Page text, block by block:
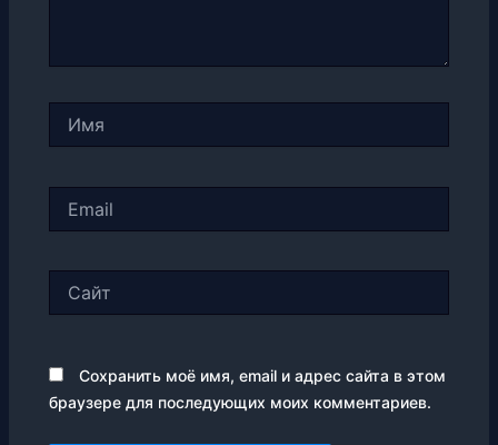
Сохранить моё имя, email и адрес сайта в этом
браузере для последующих моих комментариев.